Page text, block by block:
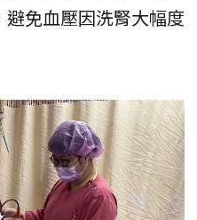
免血壓因洗腎大幅度